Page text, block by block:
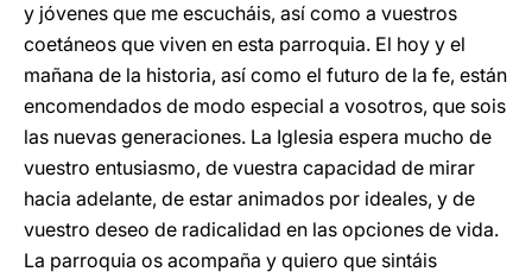
y jóvenes que me escucháis, así como a vuestros
coetáneos que viven en esta parroquia. El hoy y el
mañana de la historia, así como el futuro de la fe, están
encomendados de modo especial a vosotros, que sois
las nuevas generaciones. La Iglesia espera mucho de
vuestro entusiasmo, de vuestra capacidad de mirar
hacia adelante, de estar animados por ideales, y de
vuestro deseo de radicalidad en las opciones de vida.
La parroquia os acompaña y quiero que sintáis